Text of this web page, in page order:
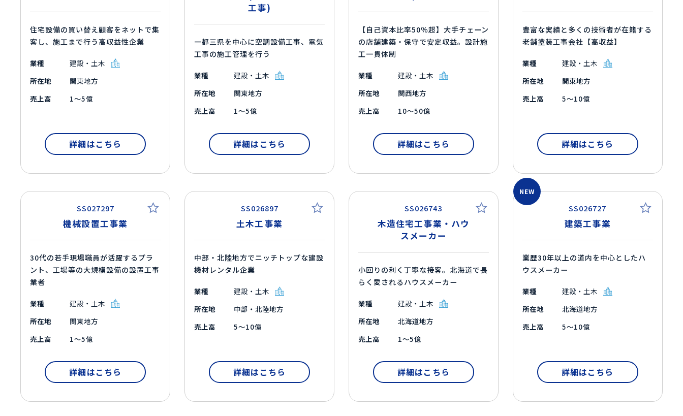
住宅設備の買い替え顧客をネットで集
客し、施工まで行う高収益性企業
業種
建設・土木
所在地
関東地方
売上高
1～5億
詳細はこちら
工事)
一都三県を中心に空調設備工事、電気
工事の施工管理を行う
業種
建設・土木
所在地
関東地方
売上高
1～5億
詳細はこちら
【自己資本比率50％超】大手チェーン
の店舗建築・保守で安定収益。設計施
工一貫体制
業種
建設・土木
所在地
関西地方
売上高
10～50億
詳細はこちら
豊富な実績と多くの技術者が在籍する
老舗塗装工事会社【高収益】
業種
建設・土木
所在地
関東地方
売上高
5～10億
詳細はこちら
SS027297
機械設置工事業
30代の若手現場職員が活躍するプラ
ント、工場等の大規模設備の設置工事
業者
業種
建設・土木
所在地
関東地方
売上高
1～5億
詳細はこちら
SS026897
土木工事業
中部・北陸地方でニッチトップな建設
機材レンタル企業
業種
建設・土木
所在地
中部・北陸地方
売上高
5～10億
詳細はこちら
SS026743
木造住宅工事業・ハウ
スメーカー
小回りの利く丁寧な接客。北海道で長
らく愛されるハウスメーカー
業種
建設・土木
所在地
北海道地方
売上高
1～5億
詳細はこちら
SS026727
NEW
建築工事業
業歴30年以上の道内を中心としたハ
ウスメーカー
業種
建設・土木
所在地
北海道地方
売上高
5～10億
詳細はこちら